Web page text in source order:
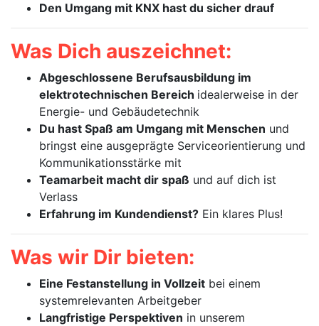
Den Umgang mit KNX hast du sicher drauf
Was Dich auszeichnet:
Abgeschlossene Berufsausbildung im
elektrotechnischen Bereich idealerweise in der
Energie- und Gebäudetechnik
Du hast Spaß am Umgang mit Menschen und
bringst eine ausgeprägte Serviceorientierung und
Kommunikationsstärke mit
Teamarbeit macht dir spaß und auf dich ist
Verlass
Erfahrung im Kundendienst? Ein klares Plus!
Was wir Dir bieten:
Eine Festanstellung in Vollzeit bei einem
systemrelevanten Arbeitgeber
Langfristige Perspektiven in unserem